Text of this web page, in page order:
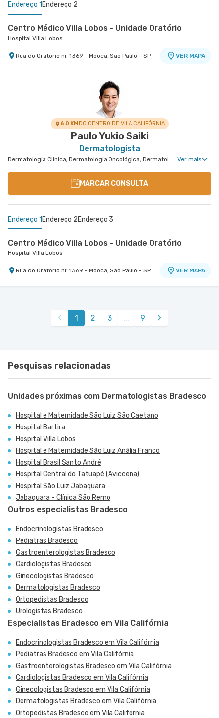
Endereço 1 Endereço 2
Centro Médico Villa Lobos - Unidade Oratório
Hospital Villa Lobos
Rua do Oratorio nr. 1369 - Mooca, Sao Paulo - SP VER MAPA
Hospital e Maternidade São Luiz Anália Franco
Rua Francisco Marengo nr. 955 Térreo e 11°
Andar - Tatuape, Sao Paulo - SP
6.0 KMDO CENTRO DE VILA CALIFÓRNIA
Paulo Yukio Saiki
Dermatologista
Dermatologia Clinica, Dermatologia Oncológica, Dermatologia de Tratamento de Psoríase, Dermatologia Tratamento de Dermatite Atópica, Dermatologiatratamento de Urticária Crônica, Dermatologia de Tratamento de Hidradenite Ver mais
MARCAR CONSULTA
Endereço 1 Endereço 2Endereço 3
Centro Médico Villa Lobos - Unidade Oratório
Hospital Villa Lobos
Rua do Oratorio nr. 1369 - Mooca, Sao Paulo - SP VER MAPA
Centro Médico São Luiz Anália Franco - Unidade
Rua Francisco Marengo nr. 955 Térreo e 11°
Centro Médico Brasil Santo Andre - Unidade
Avenida Pereira Barreto nr. 42 Loja 123 Shopping
1 2 3 ... 9
Pesquisas relacionadas
Unidades próximas com Dermatologistas Bradesco
Hospital e Maternidade São Luiz São Caetano
Hospital Bartira
Hospital Villa Lobos
Hospital e Maternidade São Luiz Anália Franco
Hospital Brasil Santo André
Hospital Central do Tatuapé (Aviccena)
Hospital São Luiz Jabaquara
Jabaquara - Clínica São Remo
Outros especialistas Bradesco
Endocrinologistas Bradesco
Pediatras Bradesco
Gastroenterologistas Bradesco
Cardiologistas Bradesco
Ginecologistas Bradesco
Dermatologistas Bradesco
Ortopedistas Bradesco
Urologistas Bradesco
Especialistas Bradesco em Vila Califórnia
Endocrinologistas Bradesco em Vila Califórnia
Pediatras Bradesco em Vila Califórnia
Gastroenterologistas Bradesco em Vila Califórnia
Cardiologistas Bradesco em Vila Califórnia
Ginecologistas Bradesco em Vila Califórnia
Dermatologistas Bradesco em Vila Califórnia
Ortopedistas Bradesco em Vila Califórnia